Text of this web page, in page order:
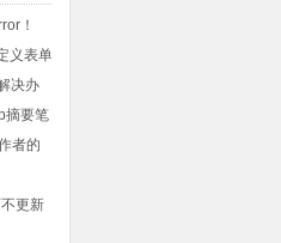
！
义表单
决办
摘要笔
者的
更新